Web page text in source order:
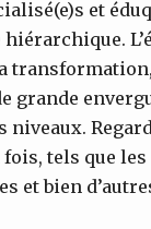
et
grande
niveaux.
tels que
et bien